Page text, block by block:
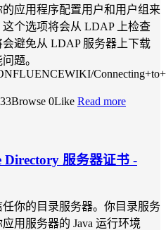
应用程序配置用户和用户组来
个选项将会从 LDAP 上检查
避免从 LDAP 服务器上下载
问题。
0Like Read more
Directory 服务器证书 -
你的目录服务器。你目录服务
用服务器的 Java 运行环境